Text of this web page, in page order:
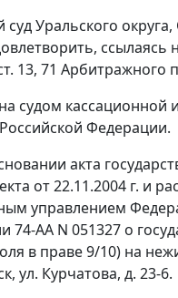
Уральского
ссылаясь
13, 71 Арбитражного
судом
Федерации.
акта
от 22.11.2004 г. и
управлением
74-АА N 051327 о
в праве 9/10) на
ул. Курчатова, д. 23-6.